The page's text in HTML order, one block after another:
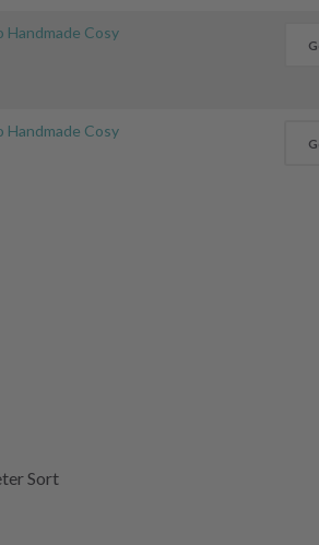
Handmade Cosy
Handmade Cosy
Sort